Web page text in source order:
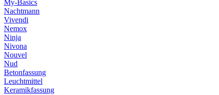
My-Basics
Nachtmann
Vivendi
Nemox
Ninja
Nivona
Nouvel
Nud
Betonfassung
Leuchtmittel
Keramikfassung